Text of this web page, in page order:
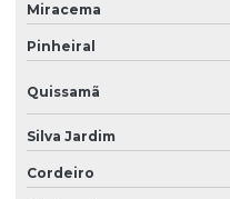
Manutenção preventiva de
Manutenção preventiva
Manutenção preventiva de
Manutenção preventiva
Miracema
Pinheiral
Quissamã
Silva Jardim
Cordeiro